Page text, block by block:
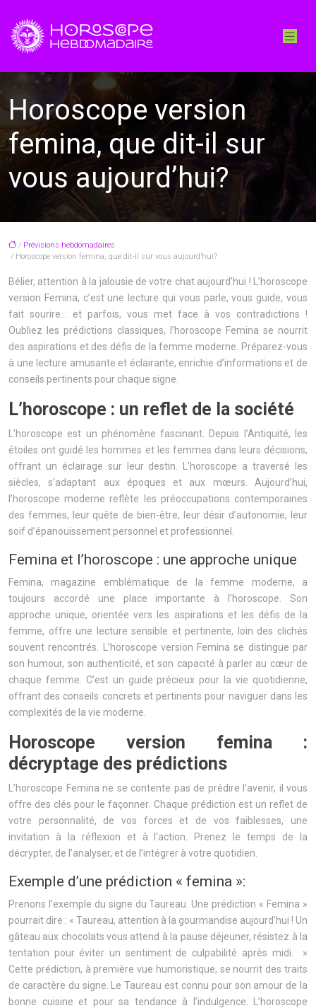
Horoscope version
femina, que dit-il sur
vous aujourd’hui?
/ Prévisions hebdomadaires
/ Horoscope version femina, que dit-il sur vous aujourd’hui?
Bélier, attention à la jalousie de votre chat aujourd’hui ! L’horoscope
version Femina, c’est une lecture qui vous parle, vous guide, vous
fait sourire… et parfois, vous met face à vos contradictions !
Oubliez les prédictions classiques, l’horoscope Femina se nourrit
des aspirations et des défis de la femme moderne. Préparez-vous
à une lecture amusante et éclairante, enrichie d’informations et de
conseils pertinents pour chaque signe.
L’horoscope : un reflet de la société
L’horoscope est un phénomène fascinant. Depuis l’Antiquité, les
étoiles ont guidé les hommes et les femmes dans leurs décisions,
offrant un éclairage sur leur destin. L’horoscope a traversé les
siècles, s’adaptant aux époques et aux mœurs. Aujourd’hui,
l’horoscope moderne reflète les préoccupations contemporaines
des femmes, leur quête de bien-être, leur désir d’autonomie, leur
soif d’épanouissement personnel et professionnel.
Femina et l’horoscope : une approche unique
Femina, magazine emblématique de la femme moderne, a
toujours accordé une place importante à l’horoscope. Son
approche unique, orientée vers les aspirations et les défis de la
femme, offre une lecture sensible et pertinente, loin des clichés
souvent rencontrés. L’horoscope version Femina se distingue par
son humour, son authenticité, et son capacité à parler au cœur de
chaque femme. C’est un guide précieux pour la vie quotidienne,
offrant des conseils concrets et pertinents pour naviguer dans les
complexités de la vie moderne.
Horoscope version femina :
décryptage des prédictions
L’horoscope Femina ne se contente pas de prédire l’avenir, il vous
offre des clés pour le façonner. Chaque prédiction est un reflet de
votre personnalité, de vos forces et de vos faiblesses, une
invitation à la réflexion et à l’action. Prenez le temps de la
décrypter, de l’analyser, et de l’intégrer à votre quotidien.
Exemple d’une prédiction « femina »:
Prenons l’exemple du signe du Taureau. Une prédiction « Femina »
pourrait dire : « Taureau, attention à la gourmandise aujourd’hui ! Un
gâteau aux chocolats vous attend à la pause déjeuner, résistez à la
tentation pour éviter un sentiment de culpabilité après midi. »
Cette prédiction, à première vue humoristique, se nourrit des traits
de caractère du signe. Le Taureau est connu pour son amour de la
bonne cuisine et pour sa tendance à l’indulgence. L’horoscope